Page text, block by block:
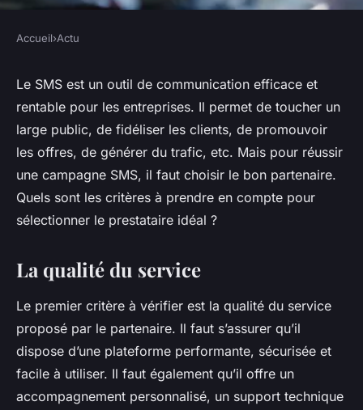
Les critères de choix de son
partenaire pour les
campagnes SMS
nicodème•16 janvier 2024•3 min de lecture
Accueil›Actu
Le SMS est un outil de communication efficace et
rentable pour les entreprises. Il permet de toucher un
large public, de fidéliser les clients, de promouvoir
les offres, de générer du trafic, etc. Mais pour réussir
une campagne SMS, il faut choisir le bon partenaire.
Quels sont les critères à prendre en compte pour
sélectionner le prestataire idéal ?
La qualité du service
Le premier critère à vérifier est la qualité du service
proposé par le partenaire. Il faut s’assurer qu’il
dispose d’une plateforme performante, sécurisée et
facile à utiliser. Il faut également qu’il offre un
accompagnement personnalisé, un support technique